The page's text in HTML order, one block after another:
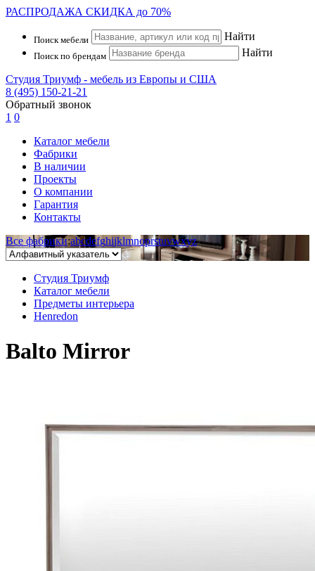
РАСПРОДАЖА СКИДКА до 70%
Поиск мебели Найти
Поиск по брендам Найти
Студия Триумф - мебель из Европы и США
8 (495) 150-21-21
Обратный звонок
1 0
Каталог мебели
Фабрики
В наличии
Проекты
О компании
Гарантия
Контакты
Все фабрики:abcdefghijklmnoprstuvwxyz
Студия Триумф
Каталог мебели
Предметы интерьера
Henredon
Balto Mirror